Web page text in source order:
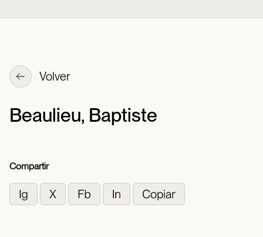
Volver
Beaulieu, Baptiste
Compartir